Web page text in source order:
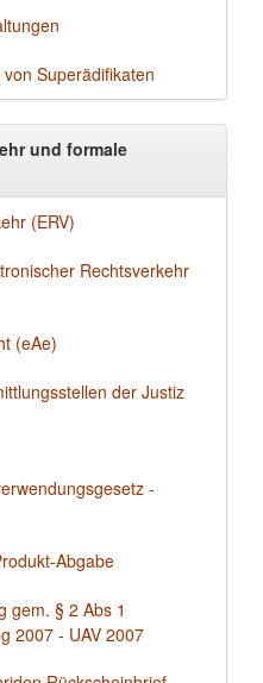
Superädifikaten
und formale
(ERV)
Rechtsverkehr
(eAe)
der Justiz
-
Abgabe
gem. § 2 Abs 1
2007 - UAV 2007